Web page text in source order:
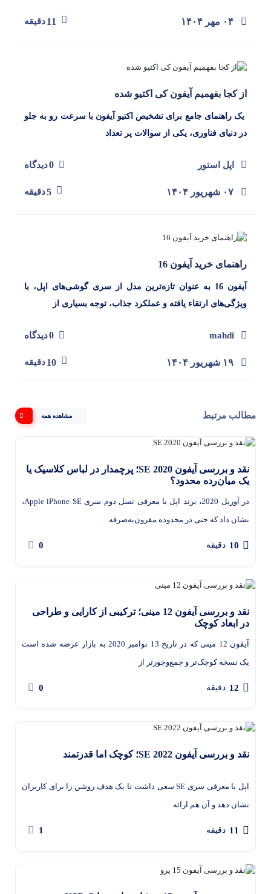
۰۴ مهر ۱۴۰۴ 11دقیقه
از کجا بفهمیم آیفون کی اکتیو شده
یک راهنمای جامع برای تشخیص اکتیو آیفون با سرعت رو به جلو
در دنیای فناوری، یکی از سوالات پر تعداد
اپل استور 0دیدگاه
۰۷ شهریور ۱۴۰۴ 5دقیقه
راهنمای خرید آیفون 16
آیفون 16 به عنوان تازه‌ترین مدل از سری گوشی‌های اپل، با
ویژگی‌های ارتقاء یافته و عملکرد جذاب، توجه بسیاری از
mahdi
0دیدگاه
۱۹ شهریور ۱۴۰۴ 10دقیقه
مطالب مرتبط مشاهده همه
نقد و بررسی آیفون SE 2020؛ پرچمدار در لباس کلاسیک یا
یک میان‌رده محدود؟
در آوریل 2020، برند اپل با معرفی نسل دوم سری Apple iPhone SE،
نشان داد که حتی در محدوده مقرون‌به‌صرفه
10 دقیقه 0
نقد و بررسی آیفون 12 مینی؛ ترکیبی از کارایی و طراحی
در ابعاد کوچک
آیفون 12 مینی که در تاریخ 13 نوامبر 2020 به بازار عرضه شده است
یک نسخه کوچک‌تر و جمع‌وجورتر از
12 دقیقه 0
نقد و بررسی آیفون SE 2022؛ کوچک اما قدرتمند
اپل با معرفی سری SE سعی داشت تا یک هدف روشن را برای کاربران
نشان دهد و آن هم ارائه
11 دقیقه 1